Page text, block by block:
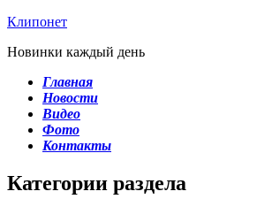
Клипонет
Новинки каждый день
Главная
Новости
Видео
Фото
Контакты
Категории раздела